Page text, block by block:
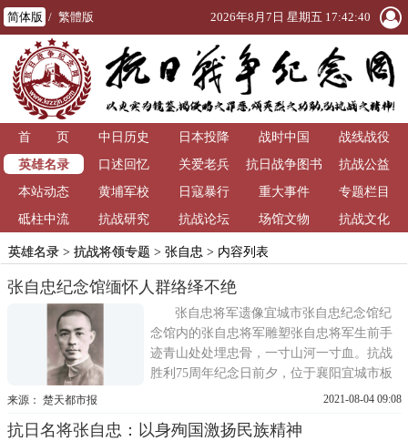
简体版 / 繁體版 2026年8月7日 星期五 17:42:40
首 页 中日历史 日本投降 战时中国
战线战役
英雄名录
口述回忆 关爱老兵
抗日战争图书
馆
抗战公益
本站动态
黄埔军校 日寇暴行 重大事件
专题栏目
砥柱中流
抗战研究 抗战论坛 场馆文物 抗战文化
英雄名录> 抗战将领专题 > 张自忠 > 内容列表
张自忠纪念馆缅怀人群络绎不绝
张自忠将军遗像宜城市张自忠纪念馆纪
念馆内的张自忠将军雕塑张自忠将军生前手
迹青山处处埋忠骨，一寸山河一寸血。抗战
胜利75周年纪念日前夕，位于襄阳宜城市板
桥店镇十里长山的张自忠纪念馆，前来缅怀
同学会的部分同志满怀崇敬，向张自忠纪念
来源： 楚天都市报 2021-08-04 09:08
抗日名将张自忠：以身殉国激扬民族精神